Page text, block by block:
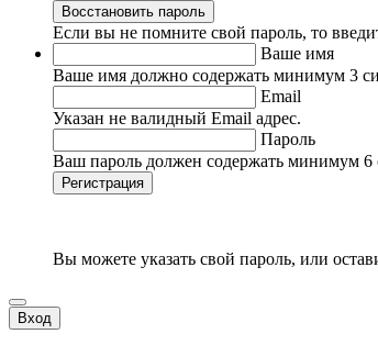
Восстановить пароль
Если вы не помните свой пароль, то
Ваше имя
Ваше имя должно содержать минимум 3
Email
Указан не валидный Email адрес.
Пароль
Ваш пароль должен содержать минимум 6
Регистрация
Вы можете указать свой пароль, или
Вход